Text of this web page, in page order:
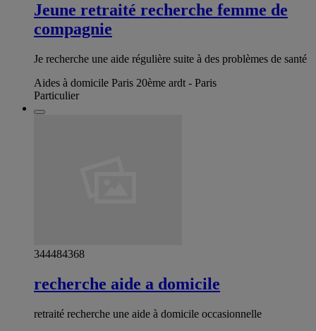
Jeune retraité recherche femme de
compagnie
Je recherche une aide régulière suite à des problèmes de santé
Aides à domicile Paris 20ème ardt - Paris
Particulier
344484368
recherche aide a domicile
retraité recherche une aide à domicile occasionnelle